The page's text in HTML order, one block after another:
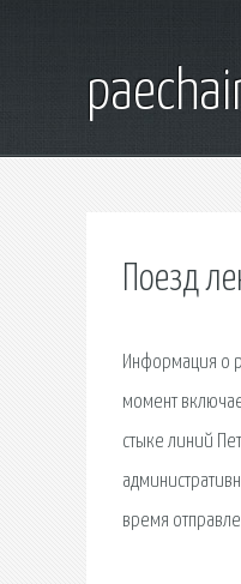
Поезд
Информация о
момент
стыке линий
время